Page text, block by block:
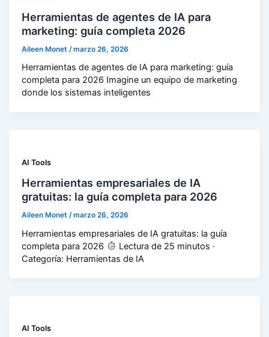
Herramientas de agentes de IA para
marketing: guía completa 2026
Aileen Monet /marzo 26, 2026
Herramientas de agentes de IA para marketing: guía
completa para 2026 Imagine un equipo de marketing
donde los sistemas inteligentes
AI Tools
Herramientas empresariales de IA
gratuitas: la guía completa para 2026
Aileen Monet /marzo 26, 2026
Herramientas empresariales de IA gratuitas: la guía
completa para 2026
Lectura de 25 minutos ·
Categoría: Herramientas de IA
AI Tools